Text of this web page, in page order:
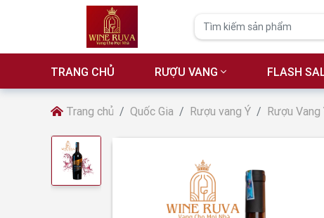
TRANG CHỦ RƯỢU VANG FLASH
Trang chủ Quốc Gia Rượu vang Ý Rượu